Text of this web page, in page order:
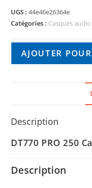
UGS :44e46e26364e
Catégories : Casques
AJOUTER
Description
DT770 PRO 250
Description